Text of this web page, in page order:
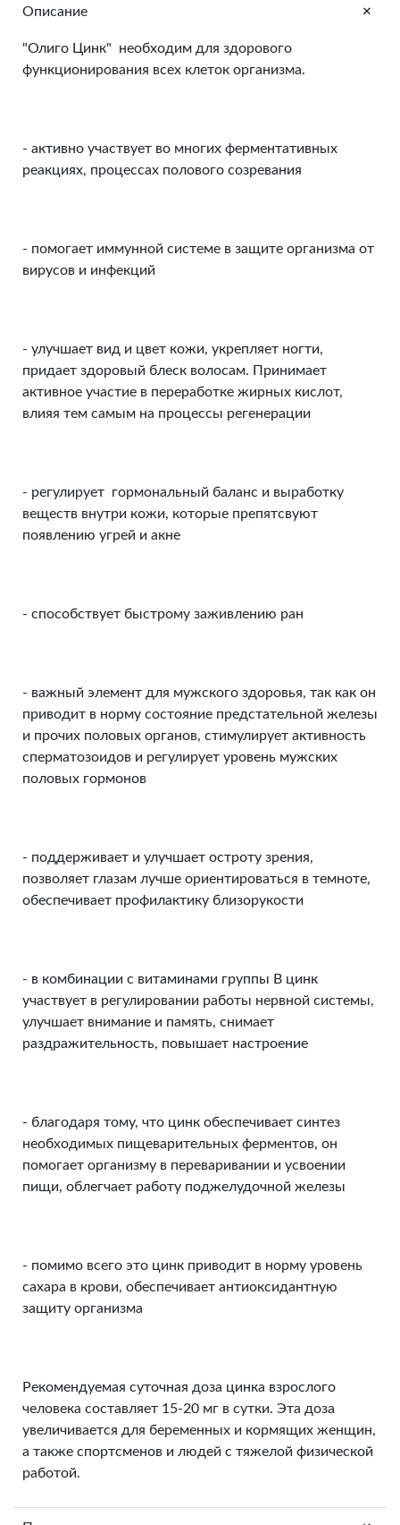
Описание +
"Олиго Цинк" необходим для здорового
функционирования всех клеток организма.
- активно участвует во многих ферментативных
реакциях, процессах полового созревания
- помогает иммунной системе в защите организма от
вирусов и инфекций
- улучшает вид и цвет кожи, укрепляет ногти,
придает здоровый блеск волосам. Принимает
активное участие в переработке жирных кислот,
влияя тем самым на процессы регенерации
- регулирует гормональный баланс и выработку
веществ внутри кожи, которые препятсвуют
появлению угрей и акне
- способствует быстрому заживлению ран
- важный элемент для мужского здоровья, так как он
приводит в норму состояние предстательной железы
и прочих половых органов, стимулирует активность
сперматозоидов и регулирует уровень мужских
половых гормонов
- поддерживает и улучшает остроту зрения,
позволяет глазам лучше ориентироваться в темноте,
обеспечивает профилактику близорукости
- в комбинации с витаминами группы В цинк
участвует в регулировании работы нервной системы,
улучшает внимание и память, снимает
раздражительность, повышает настроение
- благодаря тому, что цинк обеспечивает синтез
необходимых пищеварительных ферментов, он
помогает организму в переваривании и усвоении
пищи, облегчает работу поджелудочной железы
- помимо всего это цинк приводит в норму уровень
сахара в крови, обеспечивает антиоксидантную
защиту организма
Рекомендуемая суточная доза цинка взрослого
человека составляет 15-20 мг в сутки. Эта доза
увеличивается для беременных и кормящих женщин,
а также спортсменов и людей с тяжелой физической
работой.